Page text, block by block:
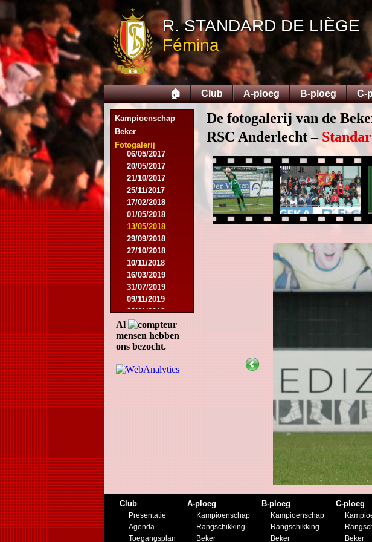
R. STANDARD DE LIÈGE
Fémina
🏠 Club A-ploeg B-ploeg C-
Kampioenschap
Beker
Fotogalerij
14/05/2015
12/09/2015
26/09/2015
03/10/2015
28/11/2015
09/03/2016
09/04/2016
13/04/2016
16/05/2016
09/08/2016
08/10/2016
01/03/2017
06/05/2017
20/05/2017
21/10/2017
25/11/2017
17/02/2018
01/05/2018
13/05/2018
29/09/2018
27/10/2018
10/11/2018
16/03/2019
31/07/2019
09/11/2019
23/11/2019
Al
mensen hebben
ons bezocht.
De fotogalerij van de
RSC Anderlecht –
Club
Presentatie
Agenda
Toegangsplan
A-ploeg
Kampioenschap
Rangschikking
Beker
B-ploeg
Kampioenschap
Rangschikking
Beker
C-ploeg
Beker